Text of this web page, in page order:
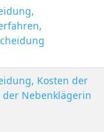
Kosten der
Nebenklägerin